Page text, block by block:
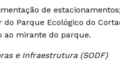
de
Parque Ecológico do
ao mirante do parque.
e Infraestrutura (SODF)